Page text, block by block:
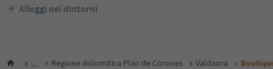
Alloggi nei dintorni
... Regione dolomitica Plan de Corones Valdaora